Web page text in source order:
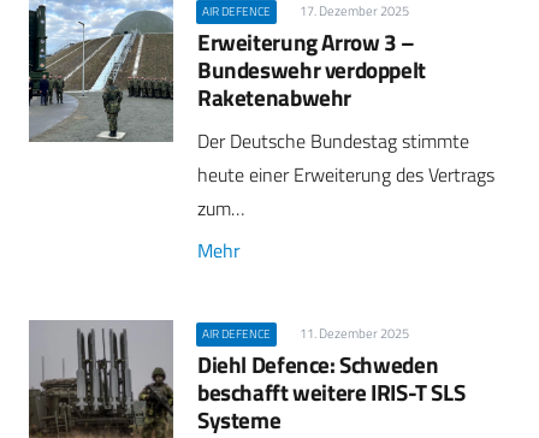
AIR DEFENCE 17. Dezember 2025
Erweiterung Arrow 3 –
Bundeswehr verdoppelt
Raketenabwehr
Der Deutsche Bundestag stimmte
heute einer Erweiterung des Vertrags
zum…
Mehr
AIR DEFENCE 11. Dezember 2025
Diehl Defence: Schweden
beschafft weitere IRIS-T SLS
Systeme